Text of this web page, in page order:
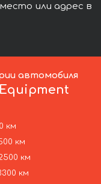
или адрес в
автомобиля
км
км
км
км